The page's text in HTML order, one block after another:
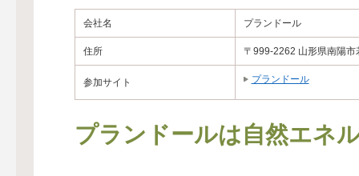
会社名 プランドール
住所 〒999-2262 山形県南陽市
参加サイト プランドール
プランドールは自然エネ